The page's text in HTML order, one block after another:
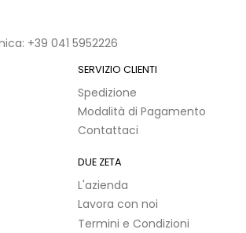
+39 041 5952226
SERVIZIO CLIENTI
Spedizione
Modalità di Pagamento
Contattaci
DUE ZETA
L'azienda
Lavora con noi
Termini e Condizioni